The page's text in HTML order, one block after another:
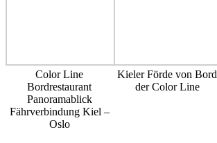
Color Line
Bordrestaurant
Panoramablick
Fährverbindung Kiel –
Oslo
Kieler Förde von Bord
der Color Line